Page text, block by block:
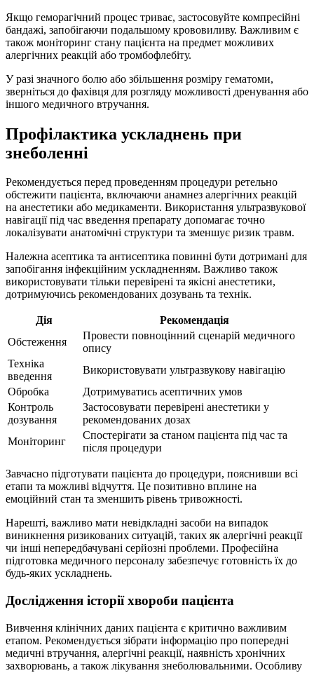
Якщо геморагічний процес триває, застосовуйте компресійні
бандажі, запобігаючи подальшому крововиливу. Важливим є
також моніторинг стану пацієнта на предмет можливих
алергічних реакцій або тромбофлебіту.
У разі значного болю або збільшення розміру гематоми,
зверніться до фахівця для розгляду можливості дренування або
іншого медичного втручання.
Профілактика ускладнень при
знеболенні
Рекомендується перед проведенням процедури ретельно
обстежити пацієнта, включаючи анамнез алергічних реакцій
на анестетики або медикаменти. Використання ультразвукової
навігації під час введення препарату допомагає точно
локалізувати анатомічні структури та зменшує ризик травм.
Належна асептика та антисептика повинні бути дотримані для
запобігання інфекційним ускладненням. Важливо також
використовувати тільки перевірені та якісні анестетики,
дотримуючись рекомендованих дозувань та технік.
Дія
Рекомендація
Обстеження
Провести повноцінний сценарій медичного
опису
Техніка
введення
Використовувати ультразвукову навігацію
Обробка
Дотримуватись асептичних умов
Контроль
дозування
Застосовувати перевірені анестетики у
рекомендованих дозах
Моніторинг
Спостерігати за станом пацієнта під час та
після процедури
Завчасно підготувати пацієнта до процедури, пояснивши всі
етапи та можливі відчуття. Це позитивно вплине на
емоційний стан та зменшить рівень тривожності.
Нарешті, важливо мати невідкладні засоби на випадок
виникнення ризикованих ситуацій, таких як алергічні реакції
чи інші непередбачувані серйозні проблеми. Професійна
підготовка медичного персоналу забезпечує готовність їх до
будь-яких ускладнень.
Дослідження історії хвороби пацієнта
Вивчення клінічних даних пацієнта є критично важливим
етапом. Рекомендується зібрати інформацію про попередні
медичні втручання, алергічні реакції, наявність хронічних
захворювань, а також лікування знеболювальними. Особливу